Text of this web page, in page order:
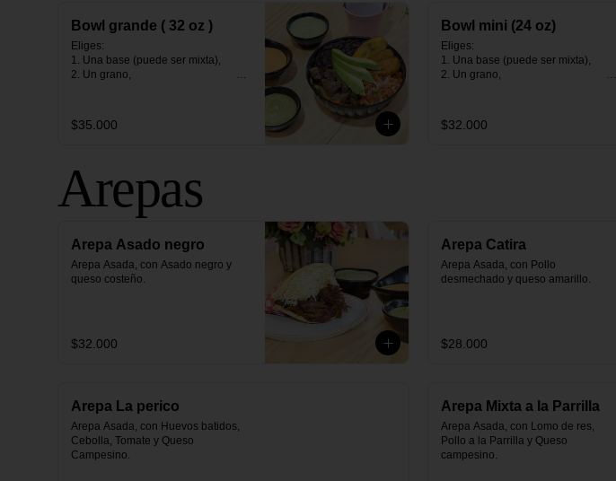
Bowl grande ( 32 oz )
Eliges:
1. Una base (puede ser mixta),
2. Un grano,
4. Tres contornos.
$35.000
Bowl mini (24 oz)
Eliges:
1. Una base (puede ser mixta),
2. Un grano,
4. Tres contornos.
$32.000
Arepas
Arepa Asado negro
Arepa Asada, con Asado negro y
queso costeño.
$32.000
Arepa Catira
Arepa Asada, con Pollo
desmechado y queso amarillo.
$28.000
Arepa La perico
Arepa Asada, con Huevos batidos,
Cebolla, Tomate y Queso
Campesino.
Arepa Mixta a la Parrilla
Arepa Asada, con Lomo de res,
Pollo a la Parrilla y Queso
campesino.